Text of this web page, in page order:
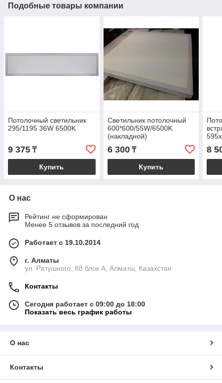
Подобные товары компании
Потолочный светильник
295/1195 36W 6500K
9 375 ₸
Купить
Светильник потолочный
600*600/55W/6500K
(накладной)
6 300₸
Купить
8
О нас
Рейтинг не сформирован
Менее 5 отзывов за последний год
Работает с 19.10.2014
г. Алматы
ул. Ратушного, 88 блок A, Алматы, Казахстан
Контакты
Сегодня работает с 09:00 до 18:00
Показать весь график работы
О нас
Контакты